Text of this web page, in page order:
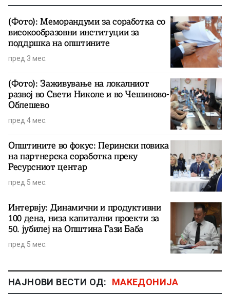
(Фото): Меморандуми за соработка со
високообразовни институции за
поддршка на општините
пред 3 мес.
(Фото): Заживување на локалниот
развој во Свети Николе и во Чешиново-
Облешево
пред 4 мес.
Општините во фокус: Перински повика
на партнерска соработка преку
Ресурсниот центар
пред 5 мес.
Интервју: Динамични и продуктивни
100 дена, низа капитални проекти за
50. јубилеј на Општина Гази Баба
пред 5 мес.
НАЈНОВИ ВЕСТИ ОД: МАКЕДОНИЈА